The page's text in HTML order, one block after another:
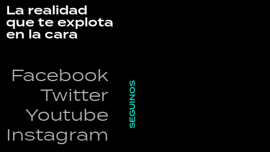
La realidad
que te explota
en la cara
Facebook
Twitter
Youtube
Instagram
SEGUINOS